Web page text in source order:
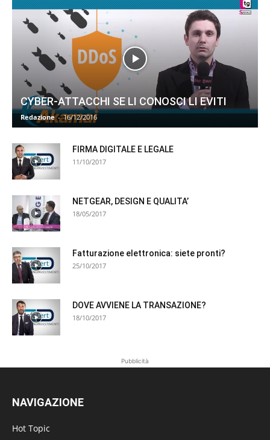
CYBER-ATTACCHI SE LI CONOSCI LI EVITI
Redazione - 16/12/2016
FIRMA DIGITALE E LEGALE
11/10/2017
NETGEAR, DESIGN E QUALITA’
18/05/2017
Fatturazione elettronica: siete pronti?
25/10/2017
DOVE AVVIENE LA TRANSAZIONE?
18/10/2017
Pubblicità
NAVIGAZIONE
Hot Topic